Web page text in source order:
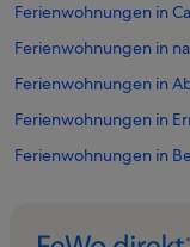
Ferienwohnungen in
Ferienwohnungen in
Ferienwohnungen in
Ferienwohnungen in
Ferienwohnungen in